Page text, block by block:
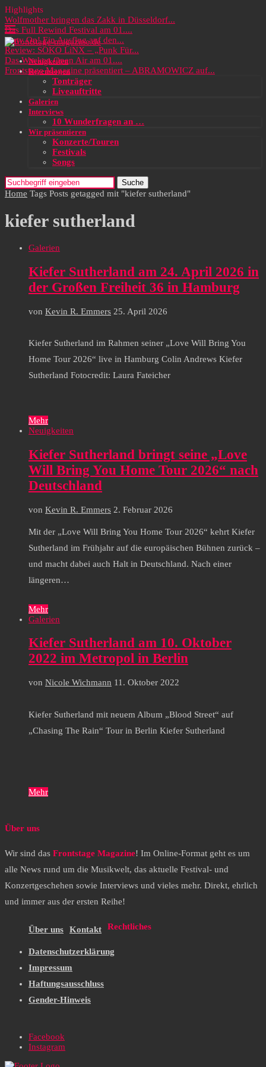
Highlights
Wolfmother bringen das Zakk in Düsseldorf...
Das Full Rewind Festival am 01....
Party On! Ein Ausflug auf den...
Review: SOKO LiNX – „Punk Für...
Das Wacken Open Air am 01....
Frontstage Magazine präsentiert – ABRAMOWICZ auf...
Neuigkeiten
Rezensionen
Tonträger
Liveauftritte
Galerien
Interviews
10 Wunderfragen an …
Wir präsentieren
Konzerte/Touren
Festivals
Songs
Suche
Home Tags Posts getagged mit "kiefer sutherland"
kiefer sutherland
Galerien
Kiefer Sutherland am 24. April 2026 in
der Großen Freiheit 36 in Hamburg
von Kevin R. Emmers 25. April 2026
Kiefer Sutherland im Rahmen seiner „Love Will Bring You
Home Tour 2026“ live in Hamburg Colin Andrews Kiefer
Sutherland Fotocredit: Laura Fateicher
Mehr
Neuigkeiten
Kiefer Sutherland bringt seine „Love
Will Bring You Home Tour 2026“ nach
Deutschland
von Kevin R. Emmers 2. Februar 2026
Mit der „Love Will Bring You Home Tour 2026“ kehrt Kiefer
Sutherland im Frühjahr auf die europäischen Bühnen zurück –
und macht dabei auch Halt in Deutschland. Nach einer
längeren…
Mehr
Galerien
Kiefer Sutherland am 10. Oktober
2022 im Metropol in Berlin
von Nicole Wichmann 11. Oktober 2022
Kiefer Sutherland mit neuem Album „Blood Street“ auf
„Chasing The Rain“ Tour in Berlin Kiefer Sutherland
Mehr
Über uns
Wir sind das Frontstage Magazine! Im Online-Format geht es um
alle News rund um die Musikwelt, das aktuelle Festival- und
Konzertgeschehen sowie Interviews und vieles mehr. Direkt, ehrlich
und immer aus der ersten Reihe!
Über uns Kontakt Rechtliches
Datenschutzerklärung
Impressum
Haftungsausschluss
Gender-Hinweis
Facebook
Instagram